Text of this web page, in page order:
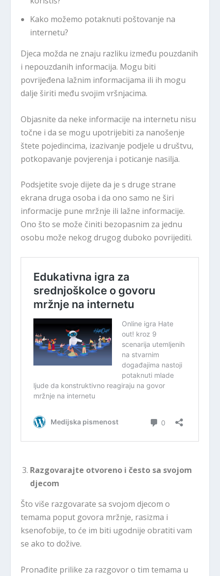
Kako možemo potaknuti poštovanje na
internetu?
Djeca možda ne znaju razliku između pouzdanih
i nepouzdanih informacija. Mogu biti
povrijeđena lažnim informacijama ili ih mogu
dalje širiti među svojim vršnjacima.
Objasnite da neke informacije na internetu nisu
točne i da se mogu upotrijebiti za nanošenje
štete pojedincima, izazivanje podjele u društvu,
potkopavanje povjerenja i poticanje nasilja.
Podsjetite svoje dijete da je s druge strane
ekrana druga osoba i da ono samo ne širi
informacije pune mržnje ili lažne informacije.
Ono što se može činiti bezopasnim za jednu
osobu može nekog drugog duboko povrijediti.
Razgovarajte otvoreno i često sa svojom
djecom
Što više razgovarate sa svojom djecom o
temama poput govora mržnje, rasizma i
ksenofobije, to će im biti ugodnije obratiti vam
se ako to dožive.
Pronađite prilike za razgovor o tim temama u